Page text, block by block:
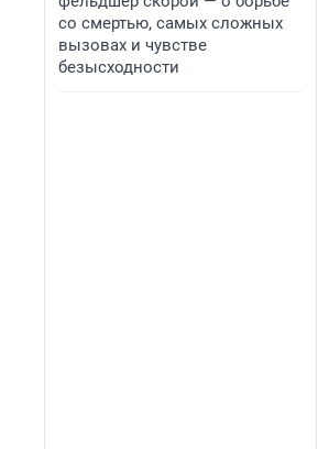
со смертью, самых сложных
вызовах и чувстве
безысходности